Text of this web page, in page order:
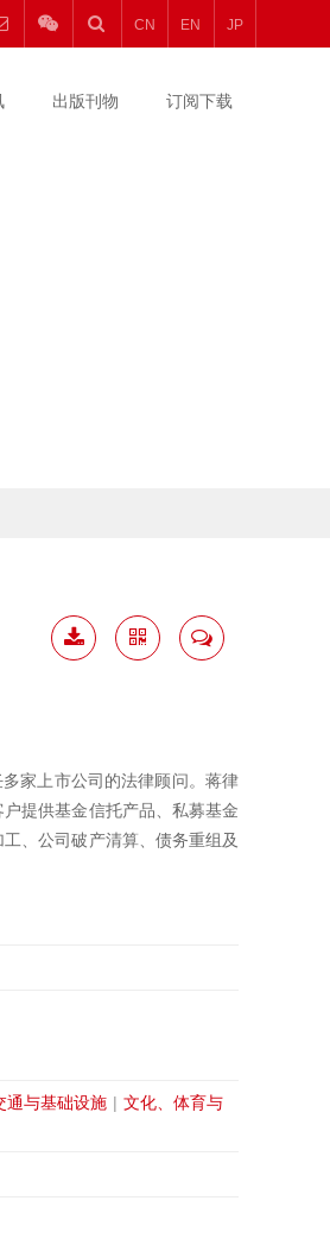
CN EN JP
出版刊物 订阅下载
家上市公司的法律顾问。蒋律
提供基金信托产品、私募基金
、公司破产清算、债务重组及
通与基础设施 | 文化、体育与